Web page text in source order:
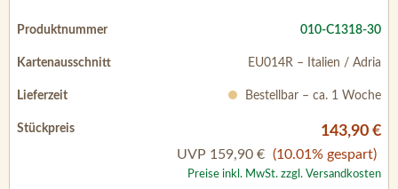
010-C1318-30
EU014R – Italien / Adria
Bestellbar – ca. 1 Woche
143,90 €
UVP 159,90 € (10.01% gespart)
Preise inkl. MwSt. zzgl. Versandkosten